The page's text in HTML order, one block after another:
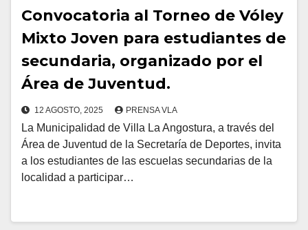
Convocatoria al Torneo de Vóley
Mixto Joven para estudiantes de
secundaria, organizado por el
Área de Juventud.
12 AGOSTO, 2025 PRENSA VLA
La Municipalidad de Villa La Angostura, a través del
Área de Juventud de la Secretaría de Deportes, invita
a los estudiantes de las escuelas secundarias de la
localidad a participar…